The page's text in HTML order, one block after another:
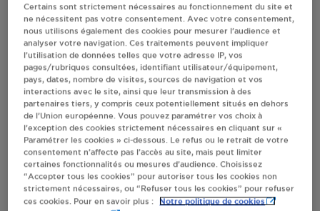
Revendeur de bouteilles de gaz
S'Y RENDRE
AFFICHER LE TÉLÉPHONE
RECEVOIR LES COORDONNÉES DU REVENDEUR
En cliquant sur « S’y rendre », j’autorise le traitement
d’informations (dont mon adresse IP) et leur transfert hors UE
par Google Maps afin d’afficher la carte.
En savoir plus
Certains sont strictement nécessaires au fonctionnement du site et
ne nécessitent pas votre consentement. Avec votre consentement,
nous utilisons également des cookies pour mesurer l’audience et
analyser votre navigation. Ces traitements peuvent impliquer
l’utilisation de données telles que votre adresse IP, vos
pages/rubriques consultées, identifiant utilisateur/équipement,
pays, dates, nombre de visites, sources de navigation et vos
interactions avec le site, ainsi que leur transmission à des
partenaires tiers, y compris ceux potentiellement situés en dehors
de l’Union européenne. Vous pouvez paramétrer vos choix à
l’exception des cookies strictement nécessaires en cliquant sur «
Paramétrer les cookies » ci-dessous. Le refus ou le retrait de votre
consentement n’affecte pas l’accès au site, mais peut limiter
certaines fonctionnalités ou mesures d’audience. Choisissez
“Accepter tous les cookies” pour autoriser tous les cookies non
strictement nécessaires, ou “Refuser tous les cookies” pour refuser
ces cookies. Pour en savoir plus :
Notre politique de cookies